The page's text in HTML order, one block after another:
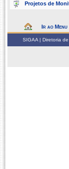
Projetos de
Ir ao Menu
SIGAA | Diretoria